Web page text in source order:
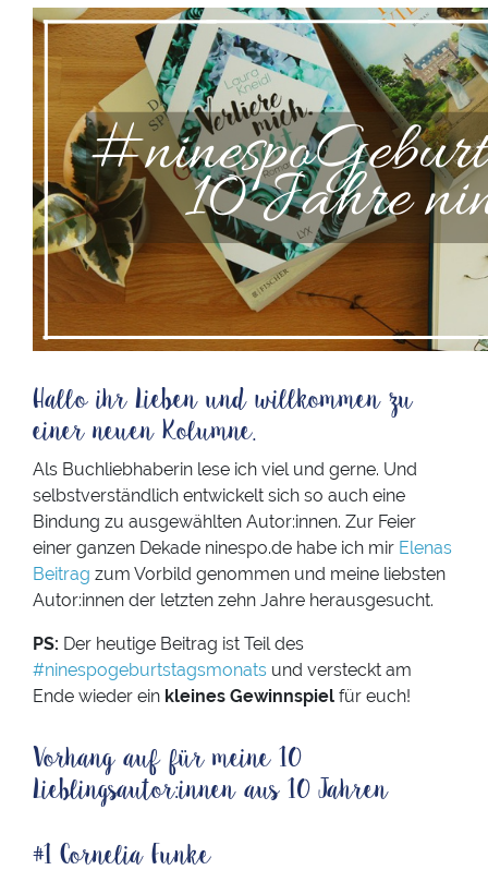
Hallo ihr Lieben und willkommen zu
einer neuen Kolumne.
Als Buchliebhaberin lese ich viel und gerne. Und
selbstverständlich entwickelt sich so auch eine
Bindung zu ausgewählten Autor:innen. Zur Feier
einer ganzen Dekade ninespo.de habe ich mir Elenas
Beitrag zum Vorbild genommen und meine liebsten
Autor:innen der letzten zehn Jahre herausgesucht.
PS: Der heutige Beitrag ist Teil des
#ninespogeburtstagsmonats und versteckt am
Ende wieder ein kleines Gewinnspiel für euch!
Vorhang auf für meine 10
Lieblingsautor:innen aus 10 Jahren
#1 Cornelia Funke